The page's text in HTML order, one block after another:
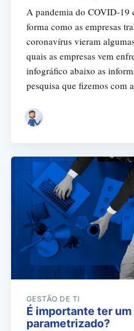
A pandemia do COVID-19
forma como as empresas
coronavírus vieram
quais as empresas vem
infográfico abaixo as
pesquisa que fizemos com
GESTÃO DE TI
É importante ter um
parametrizado?